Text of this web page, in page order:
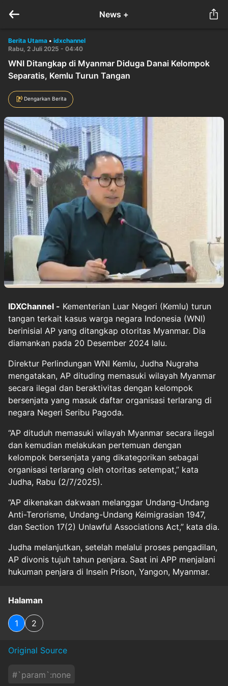
News +
Berita Utama • idxchannel
Rabu, 2 Juli 2025 - 04:40
WNI Ditangkap di Myanmar Diduga Danai Kelompok
Separatis, Kemlu Turun Tangan
Dengarkan Berita
IDXChannel - Kementerian Luar Negeri (Kemlu) turun
tangan terkait kasus warga negara Indonesia (WNI)
berinisial AP yang ditangkap otoritas Myanmar. Dia
diamankan pada 20 Desember 2024 lalu.
Direktur Perlindungan WNI Kemlu, Judha Nugraha
mengatakan, AP dituding memasuki wilayah Myanmar
secara ilegal dan beraktivitas dengan kelompok
bersenjata yang masuk daftar organisasi terlarang di
negara Negeri Seribu Pagoda.
“AP dituduh memasuki wilayah Myanmar secara ilegal
dan kemudian melakukan pertemuan dengan
kelompok bersenjata yang dikategorikan sebagai
organisasi terlarang oleh otoritas setempat,” kata
Judha, Rabu (2/7/2025).
“AP dikenakan dakwaan melanggar Undang-Undang
Anti-Terorisme, Undang-Undang Keimigrasian 1947,
dan Section 17(2) Unlawful Associations Act,” kata dia.
Judha melanjutkan, setelah melalui proses pengadilan,
AP divonis tujuh tahun penjara. Saat ini APP menjalani
hukuman penjara di Insein Prison, Yangon, Myanmar.
Halaman
1 2
Original Source
#`param`:none